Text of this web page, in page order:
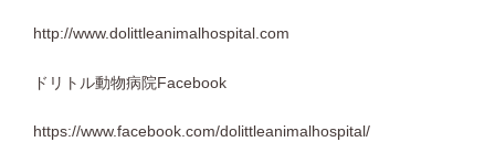
http://www.dolittleanimalhospital.com
ドリトル動物病院Facebook
https://www.facebook.com/dolittleanimalhospital/